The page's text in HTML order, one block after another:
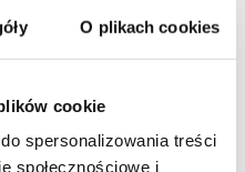
O plikach cookies
cookie
spersonalizowania treści
społecznościowe i